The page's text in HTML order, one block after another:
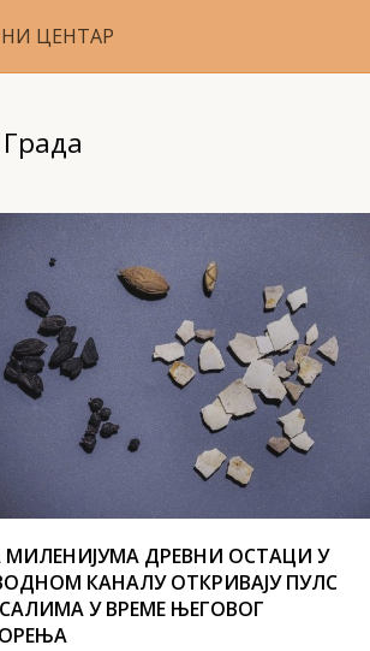
ЦЕНТАР
МИЛЕНИЈУМА ДРЕВНИ ОСТАЦИ У
КАНАЛУ ОТКРИВАЈУ ПУЛС
У ВРЕМЕ ЊЕГОВОГ